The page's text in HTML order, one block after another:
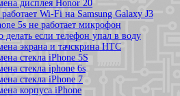
дисплея Honor 20
Wi-Fi на Samsung Galaxy J3
5s не работает микрофон
делать если телефон упал в воду
экрана и тачскрина HTC
стекла iPhone 5S
стекла iphone 6s
стекла iPhone 7
корпуса iPhone